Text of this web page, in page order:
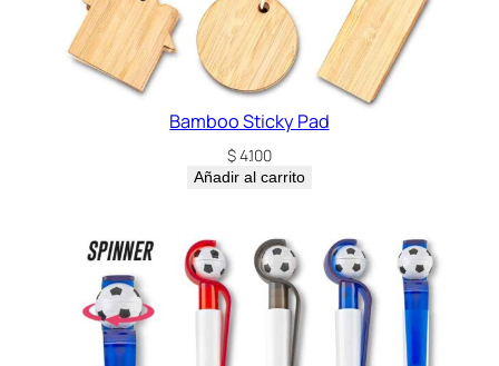
Bamboo Sticky Pad
$4.100
Añadir al carrito